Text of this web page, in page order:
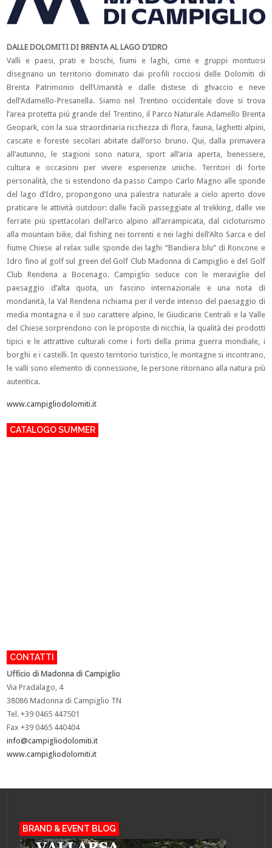
DALLE DOLOMITI DI BRENTA AL LAGO D’IDRO
Valli e paesi, prati e boschi, fiumi e laghi, cime e gruppi montuosi
disegnano un territorio dominato dai profili rocciosi delle Dolomiti di
Brenta Patrimonio dell’Umanità e dalle distese di ghiaccio e neve
dell’Adamello-Presanella. Siamo nel Trentino occidentale dove si trova
l’area protetta più grande del Trentino, il Parco Naturale Adamello Brenta
Geopark, con la sua straordinaria ricchezza di flora, fauna, laghetti alpini,
cascate e foreste secolari abitate dall’orso bruno. Qui, dalla primavera
all’autunno, le stagioni sono natura, sport all’aria aperta, benessere,
cultura e occasioni per vivere esperienze uniche. Territori di forte
personalità, che si estendono da passo Campo Carlo Magno alle sponde
del lago d’Idro, propongono una palestra naturale a cielo aperto dove
praticare le attività outdoor: dalle facili passeggiate al trekking, dalle vie
ferrate più spettacolari dell’arco alpino all’arrampicata, dal cicloturismo
alla mountain bike, dal fishing nei torrenti e nei laghi dell’Alto Sarca e del
fiume Chiese al relax sulle sponde dei laghi “Bandiera blu” di Roncone e
Idro fino al golf sul green del Golf Club Madonna di Campiglio e del Golf
Club Rendena a Bocenago. Campiglio seduce con le meraviglie del
paesaggio d’alta quota, un fascino internazionale e una nota di
mondanità, la Val Rendena richiama per il verde intenso del paesaggio di
media montagna e il suo carattere alpino, le Giudicarie Centrali e la Valle
del Chiese sorprendono con le proposte di nicchia, la qualità dei prodotti
tipici e le attrattive culturali come i forti della prima guerra mondiale, i
borghi e i castelli. In questo territorio turistico, le montagne si incontrano,
le valli sono elemento di connessione, le persone ritornano alla natura più
autentica.
www.campigliodolomiti.it
CATALOGO SUMMER
CONTATTI
Ufficio di Madonna di Campiglio
Via Pradalago, 4
38086 Madonna di Campiglio TN
Tel. +39 0465 447501
Fax +39 0465 440404
info@campigliodolomiti.it
www.campigliodolomiti.it
BRAND & EVENT BLOG